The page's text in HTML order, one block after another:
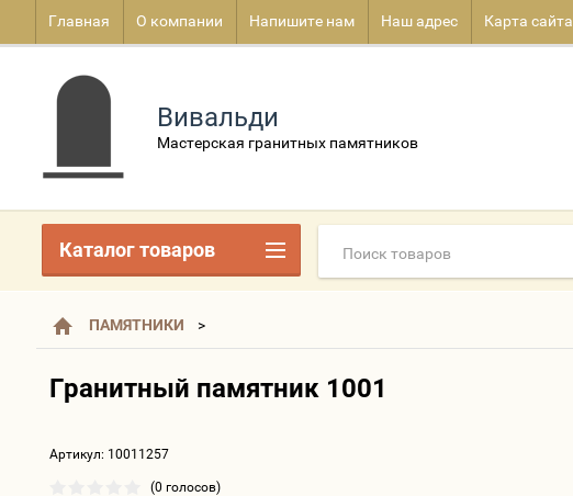
Главная О компании Напишите нам Наш адрес Карта сайта
Вивальди
Мастерская гранитных памятников
ПАМЯТНИКИ
Гранитный памятник 1001
Артикул: 10011257
(0 голосов)
Каталог товаров